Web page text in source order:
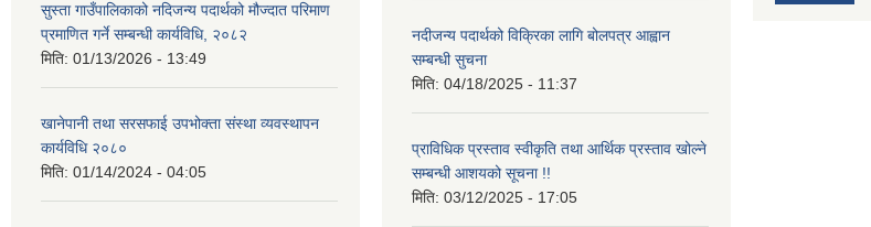
सुस्ता गाउँपालिकाको नदिजन्य पदार्थको मौज्दात परिमाण
प्रमाणित गर्ने सम्बन्धी कार्यविधि, २०८२
मिति: 01/13/2026 - 13:49
खानेपानी तथा सरसफाई उपभोक्ता संस्था व्यवस्थापन
कार्यविधि २०८०
मिति: 01/14/2024 - 04:05
नदीजन्य पदार्थको विक्रिका लागि बोलपत्र आह्वान
सम्बन्धी सुचना
मिति: 04/18/2025 - 11:37
प्राविधिक प्रस्ताव स्वीकृति तथा आर्थिक प्रस्ताव खोल्ने
सम्बन्धी आशयको सूचना !!
मिति: 03/12/2025 - 17:05